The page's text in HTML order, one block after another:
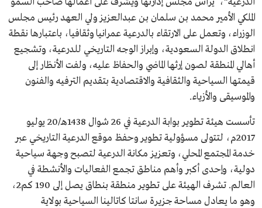
الملكي الأمير محمد بن سلمان بن عبدالعزيز ولي العهد رئيس مجلس
الوزراء، وتعمل على الارتقاء بالدرعية عمرانيا وثقافيا، باعتبارها نقطة
انطلاق الدولة السعودية، وإبراز الوجه التاريخي للدرعية، وتشجيع
أهالي المنطقة لصون إرثها الماضي والحفاظ عليه، ولفت الأنظار إلى
قيمتها السياحية والثقافية والاقتصادية بتقديم الترفيه والفنون
والموسيقى والأزياء.
تأسست هيئة تطوير بوابة الدرعية في 26 شوال 1438هـ/20 يوليو
2017م، لتتولى مسؤولية تطوير وحفظ موقع الدرعية التاريخي عبر
خدمة المجتمع المحلي، وتعزيز مكانة الدرعية لتصبح وجهة سياحية
دولية، وإحدى أكبر وأهم مناطق تجمع الفعاليات والأنشطة في
العالم. تشرف الهيئة على تطوير منطقة بنطاق يصل إلى 190 كم2،
وهو ما يعادل مساحة جزيرة سانتا كاتالينا السياحية بولاية